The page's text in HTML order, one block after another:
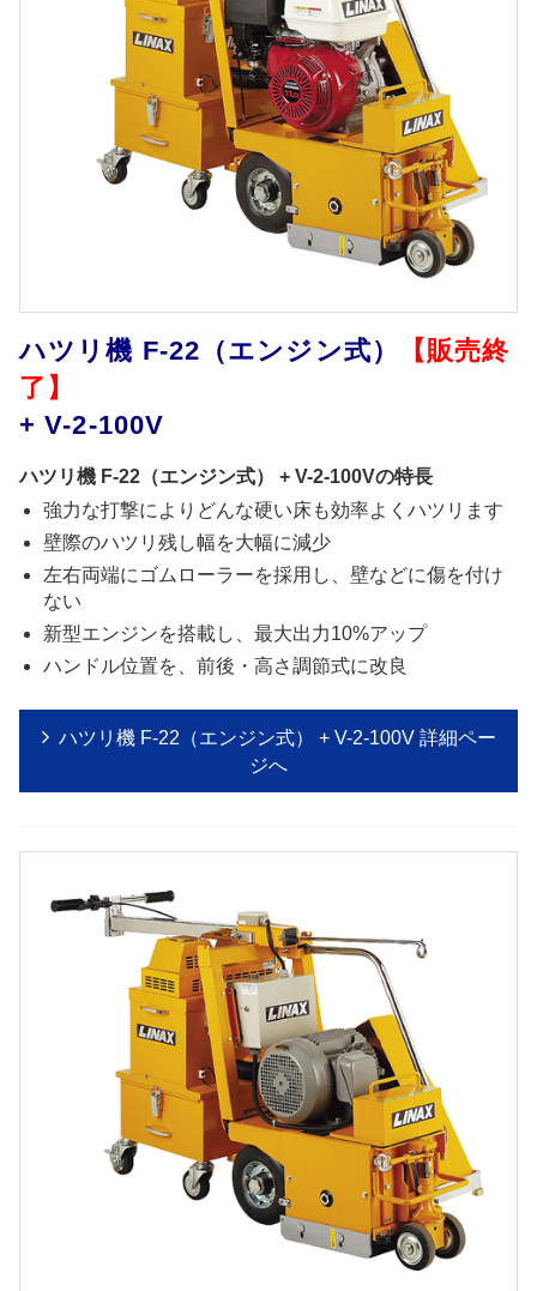
ハツリ機 F-22（エンジン式）
【販売終
了】
+ V-2-100V
ハツリ機 F-22（エンジン式） + V-2-100Vの特長
強力な打撃によりどんな硬い床も効率よくハツリます
壁際のハツリ残し幅を大幅に減少
左右両端にゴムローラーを採用し、壁などに傷を付け
ない
新型エンジンを搭載し、最大出力10%アップ
ハンドル位置を、前後・高さ調節式に改良
ハツリ機 F-22（エンジン式） + V-2-100V 詳細ペー
ジへ